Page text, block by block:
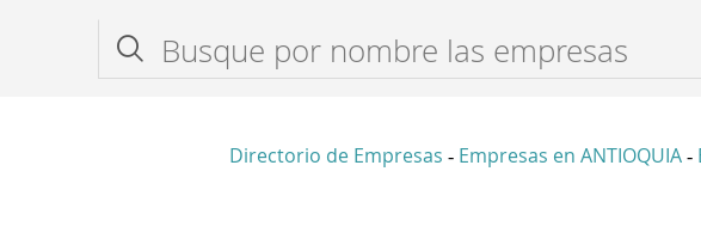
Directorio de Empresas - Empresas en ANTIOQUIA -